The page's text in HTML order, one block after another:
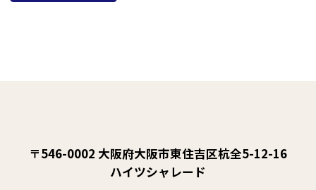
〒546-0002 大阪府大阪市東住吉区杭全5-12-16
ハイツシャレード